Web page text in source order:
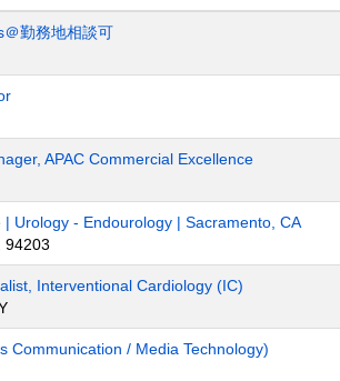
勤務地相談可
APAC Commercial Excellence
| Urology - Endourology | Sacramento, CA
94203
Interventional Cardiology (IC)
Communication / Media Technology)